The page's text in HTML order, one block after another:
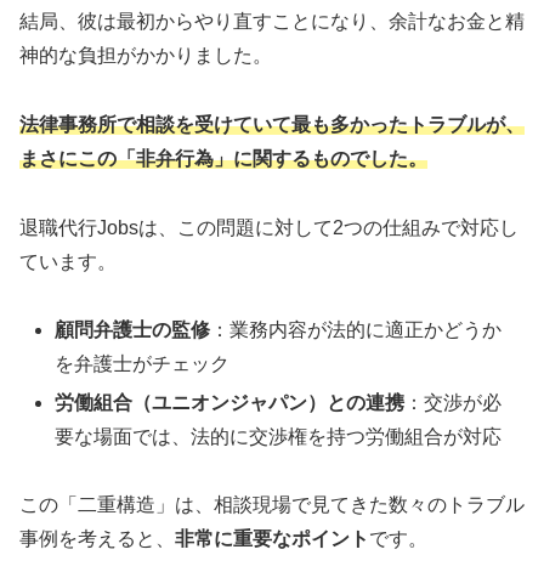
結局、彼は最初からやり直すことになり、余計なお金と精
神的な負担がかかりました。
法律事務所で相談を受けていて最も多かったトラブルが、
まさにこの「非弁行為」に関するものでした。
退職代行Jobsは、この問題に対して2つの仕組みで対応し
ています。
顧問弁護士の監修 ：業務内容が法的に適正かどうか
を弁護士がチェック
労働組合（ユニオンジャパン）との連携 ：交渉が必
要な場面では、法的に交渉権を持つ労働組合が対応
この「二重構造」は、相談現場で見てきた数々のトラブル
事例を考えると、 非常に重要なポイント です。